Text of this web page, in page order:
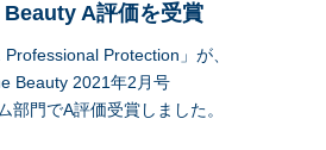
A評価を受賞
Professional Protection」が、
Beauty 2021年2月号
部門でA評価受賞しました。